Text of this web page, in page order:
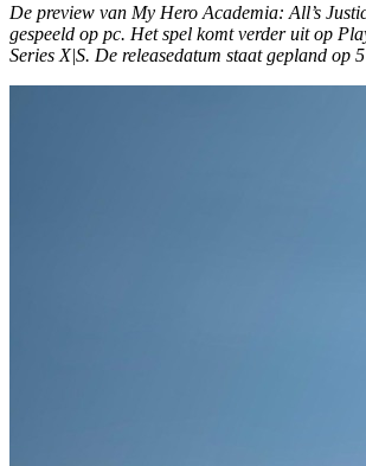
De preview van My Hero Academia: All’s
gespeeld op pc. Het spel komt verder uit op
Series X|S. De releasedatum staat gepland op